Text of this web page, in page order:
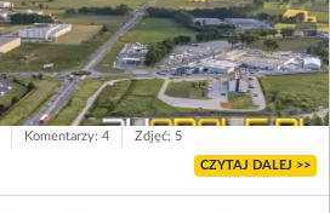
Komentarzy: 4 Zdjęć: 5
CZYTAJ DALEJ >>